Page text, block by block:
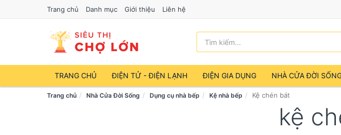
Trang chủ Danh mục Giới thiệu Liên hệ
TRANG CHỦ ĐIỆN TỬ - ĐIỆN LẠNH ĐIỆN GIA DỤNG NHÀ CỬA ĐỜI
Trang chủ Nhà Cửa Đời Sống Dụng cụ nhà bếp Kệ nhà bếp Kệ chén bát
kệ